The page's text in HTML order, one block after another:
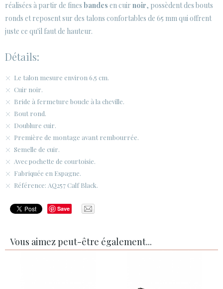
réalisées à partir de fines bandes en cuir noir, possèdent des bouts
ronds et reposent sur des talons confortables de 65 mm qui offrent
juste ce qu'il faut de hauteur.
Détails:
Le talon mesure environ 6,5 cm.
Cuir noir.
Bride à fermeture boucle à la cheville.
Bout rond.
Doublure cuir.
Première de montage avant rembourrée.
Semelle de cuir.
Avec pochette de courtoisie.
Fabriquée en Espagne.
Référence: AQ257 Calf Black.
Save
Vous aimez peut-être également...